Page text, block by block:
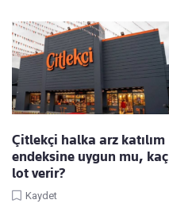
Çitlekçi halka arz katılım
endeksine uygun mu, kaç
lot verir?
Kaydet